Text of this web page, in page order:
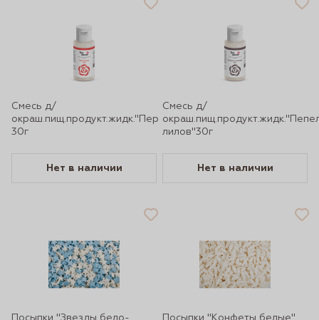
Смесь д/
окраш.пищ.продукт.жидк."Персиковая"
30г
Нет в наличии
Смесь д/
лилов"30г
Нет в наличии
Посыпки "Звезды бело- Посыпки "Конфеты белые"